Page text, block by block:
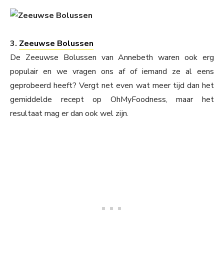
3. Zeeuwse Bolussen
De Zeeuwse Bolussen van Annebeth waren ook erg
populair en we vragen ons af of iemand ze al eens
geprobeerd heeft? Vergt net even wat meer tijd dan het
gemiddelde recept op OhMyFoodness, maar het
resultaat mag er dan ook wel zijn.